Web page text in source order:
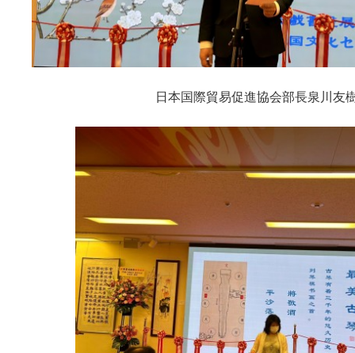
日本国際貿易促進協会部長泉川友